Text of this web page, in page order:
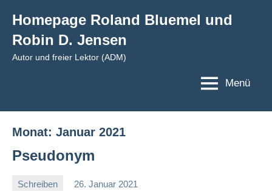
Inhalt
springen
Homepage Roland Bluemel und
Robin D. Jensen
Autor und freier Lektor (ADM)
Menü
Monat: Januar 2021
Pseudonym
Schreiben 26. Januar 2021